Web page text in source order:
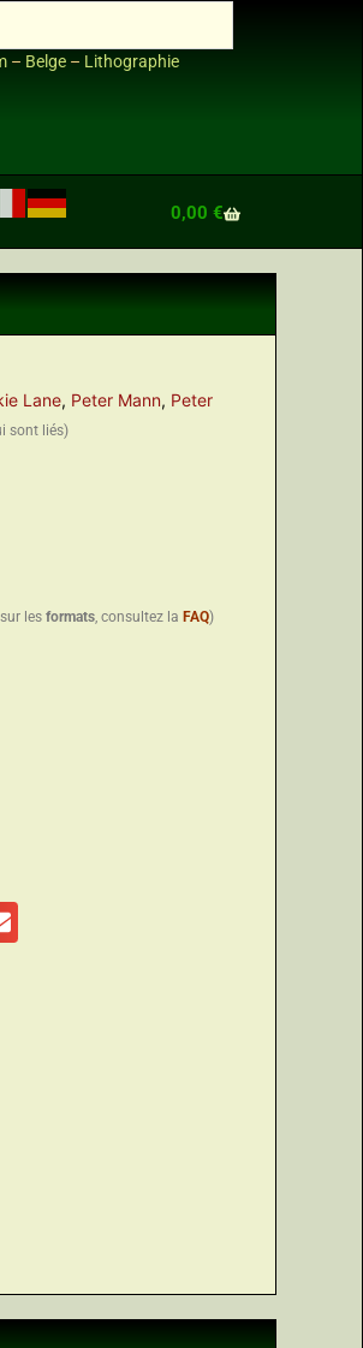
– Belge – Lithographie
0,00 €
Lane, Peter Mann, Peter
sont liés)
les formats, consultez la FAQ)